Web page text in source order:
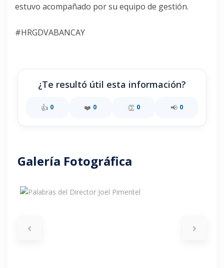
estuvo acompañado por su equipo de gestión.
#HRGDVABANCAY
¿Te resultó útil esta información?
👍 0 ❤️ 0 👏 0 📢 0
Galería Fotográfica